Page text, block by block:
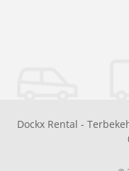
Dockx Rental -